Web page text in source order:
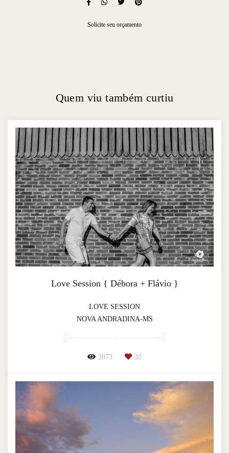
Solicite seu orçamento
Quem viu também curtiu
Love Session { Débora + Flávio }
LOVE SESSION
NOVA ANDRADINA-MS
2073 32